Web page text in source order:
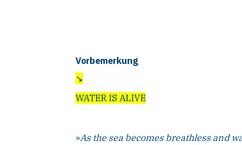
Vorbemerkung
↘
WATER IS ALIVE
»As the sea becomes breathless and